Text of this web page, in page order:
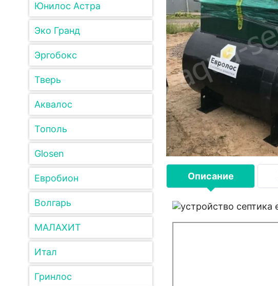
Юнилос Астра
Эко Гранд
Эргобокс
Тверь
Аквалос
Тополь
Glosen
Евробион
Волгарь
МАЛАХИТ
Итал
Гринлос
Описание